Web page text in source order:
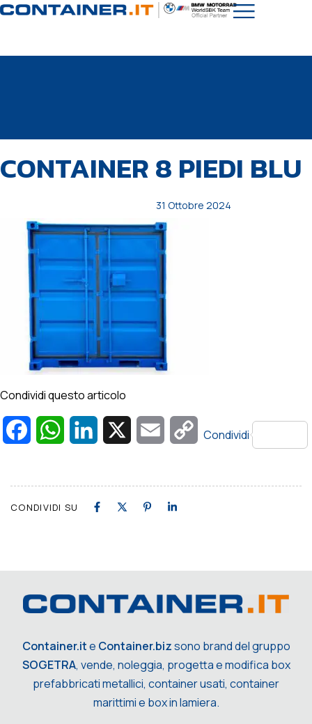
IN:
CONTAINER 8 PIEDI BLU
il:
31 Ottobre 2024
Condividi questo articolo
FacebookWhatsAppLinkedIn Email
Copy
Condividi
CONDIVIDI SU
Container.ite Container.bizsono brand del gruppo
SOGETRA, vende, noleggia, progetta e modifica box
prefabbricati metallici, container usati, container
marittimi e box in lamiera.